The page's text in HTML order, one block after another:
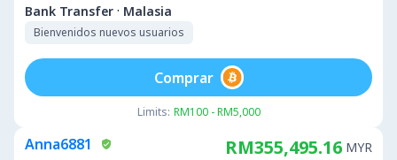
Bank Transfer · Malasia
Bienvenidos nuevos usuarios
Limits: RM100 - RM5,000
Comprar
Anna6881 RM355,495.16 MYR